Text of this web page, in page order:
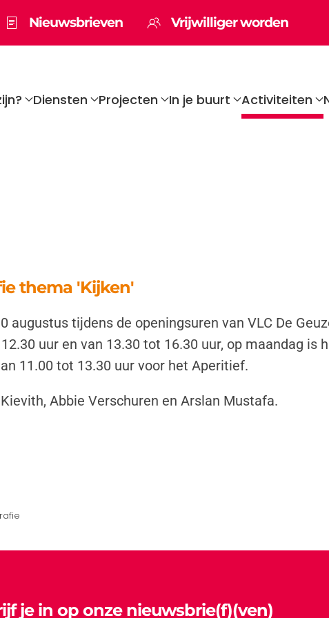
Nieuwsbrieven Vrijwilliger worden
Diensten Projecten In je buurt Activiteiten
thema 'Kijken'
tijdens de openingsuren van VLC De
uur en van 13.30 tot 16.30 uur, op maandag is
11.00 tot 13.30 uur voor het Aperitief.
Abbie Verschuren en Arslan Mustafa.
je in op onze nieuwsbrie(f)(ven)